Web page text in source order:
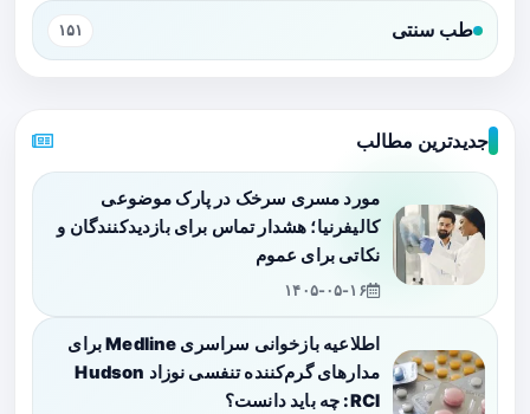
طب سنتی ۱۵۱
جدیدترین مطالب
مورد مسری سرخک در پارک موضوعی
کالیفرنیا؛ هشدار تماس برای بازدیدکنندگان و
نکاتی برای عموم
۱۴۰۵-۰۵-۱۶
اطلاعیه بازخوانی سراسری Medline برای
مدارهای گرم‌کننده تنفسی نوزاد Hudson
RCI: چه باید دانست؟